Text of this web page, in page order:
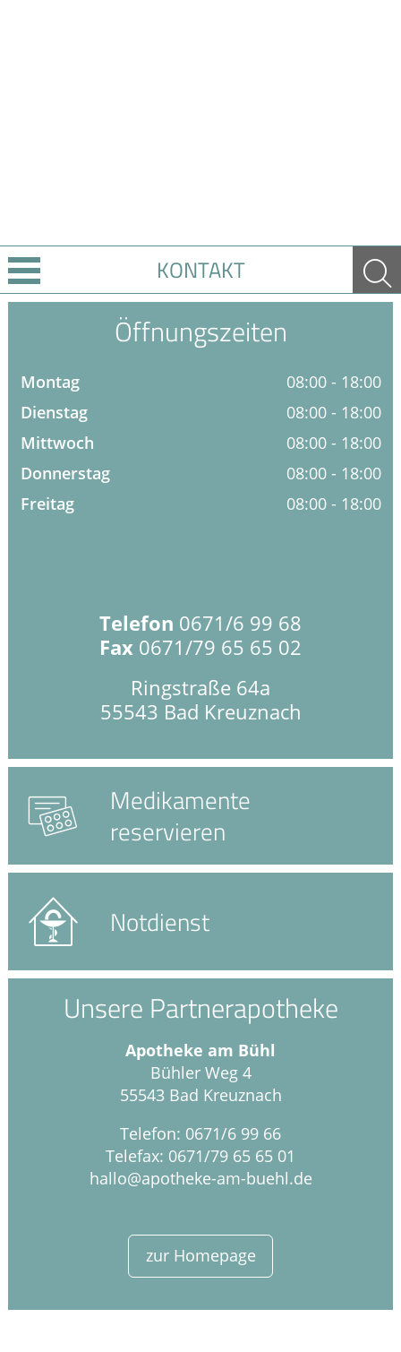
KONTAKT
Krankheiten & Therapie
HOMÖOPATHIE
GESUND IM ALTER
Öffnungszeiten
Montag
08:00 - 18:00
Dienstag
08:00 - 18:00
Mittwoch
08:00 - 18:00
Donnerstag
08:00 - 18:00
Freitag
08:00 - 18:00
Telefon 0671/6 99 68
Fax 0671/79 65 65 02
Ringstraße 64a
55543 Bad Kreuznach
Medikamente
reservieren
Notdienst
Unsere Partnerapotheke
Apotheke am Bühl
Bühler Weg 4
55543 Bad Kreuznach
Telefon: 0671/6 99 66
Telefax: 0671/79 65 65 01
hallo@apotheke-am-buehl.de
zur Homepage